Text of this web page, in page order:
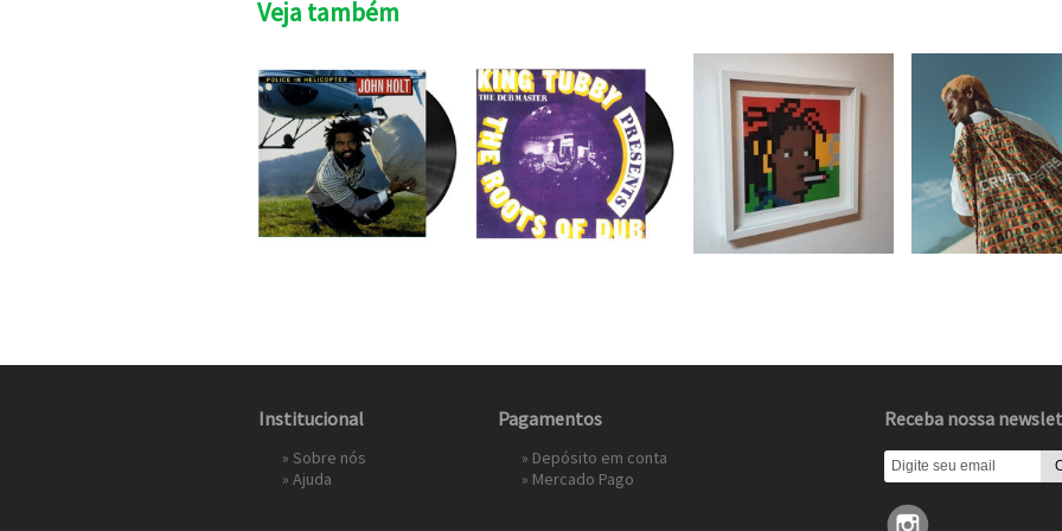
Veja também
Institucional
» Sobre nós
» Ajuda
Pagamentos
» Depósito em conta
» Mercado Pago
Receba nossa